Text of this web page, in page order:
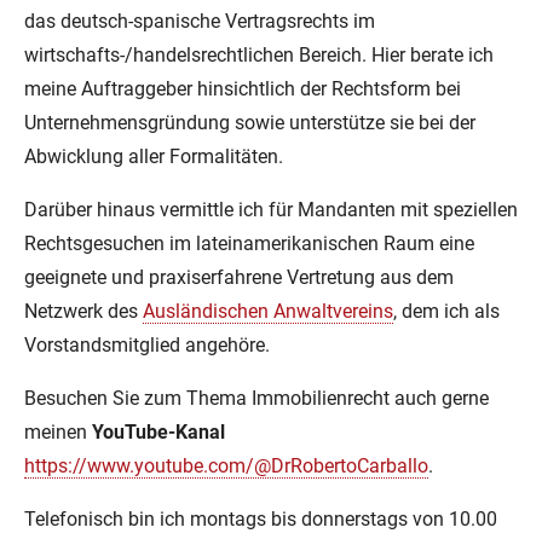
das deutsch-spanische Vertragsrechts im
wirtschafts-/handelsrechtlichen Bereich. Hier berate ich
meine Auftraggeber hinsichtlich der Rechtsform bei
Unternehmensgründung sowie unterstütze sie bei der
Abwicklung aller Formalitäten.
Darüber hinaus vermittle ich für Mandanten mit speziellen
Rechtsgesuchen im lateinamerikanischen Raum eine
geeignete und praxiserfahrene Vertretung aus dem
Netzwerk des Ausländischen Anwaltvereins, dem ich als
Vorstandsmitglied angehöre.
Besuchen Sie zum Thema Immobilienrecht auch gerne
meinen YouTube-Kanal
https://www.youtube.com/@DrRobertoCarballo.
Telefonisch bin ich montags bis donnerstags von 10.00